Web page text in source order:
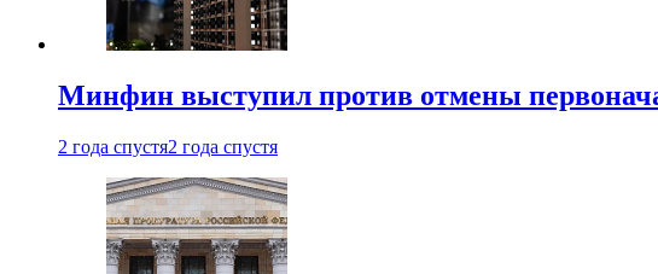
Минфин выступил против отмены
2 года спустя2 года спустя